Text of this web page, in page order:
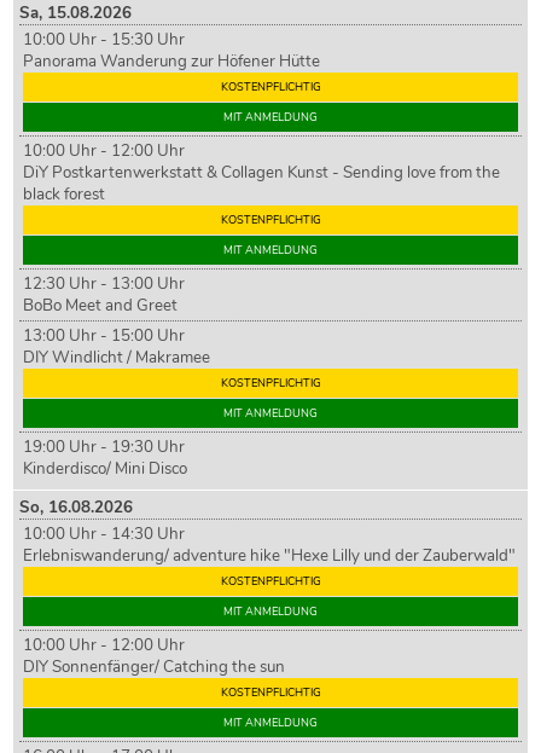
Sa, 15.08.2026
10:00 Uhr - 15:30 Uhr
Panorama Wanderung zur Höfener Hütte
KOSTENPFLICHTIG
MIT ANMELDUNG
10:00 Uhr - 12:00 Uhr
DiY Postkartenwerkstatt & Collagen Kunst - Sending love from the
black forest
KOSTENPFLICHTIG
MIT ANMELDUNG
12:30 Uhr - 13:00 Uhr
BoBo Meet and Greet
13:00 Uhr - 15:00 Uhr
DIY Windlicht / Makramee
KOSTENPFLICHTIG
MIT ANMELDUNG
19:00 Uhr - 19:30 Uhr
Kinderdisco/ Mini Disco
So, 16.08.2026
10:00 Uhr - 14:30 Uhr
Erlebniswanderung/ adventure hike "Hexe Lilly und der Zauberwald"
KOSTENPFLICHTIG
MIT ANMELDUNG
10:00 Uhr - 12:00 Uhr
DIY Sonnenfänger/ Catching the sun
KOSTENPFLICHTIG
MIT ANMELDUNG